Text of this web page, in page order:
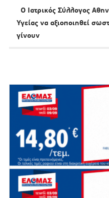
Ο Ιατρικός Σύλλογος
Υγείας να αξιοποιηθεί
γίνουν